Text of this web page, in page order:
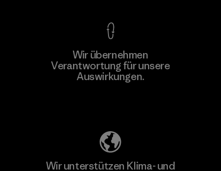
Wir übernehmen
Verantwortung für unsere
Auswirkungen.
Wir unterstützen Klima- und